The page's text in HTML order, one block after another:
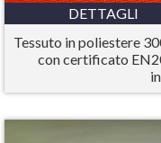
DETTAGLI
Tessuto in poliestere
con certificato